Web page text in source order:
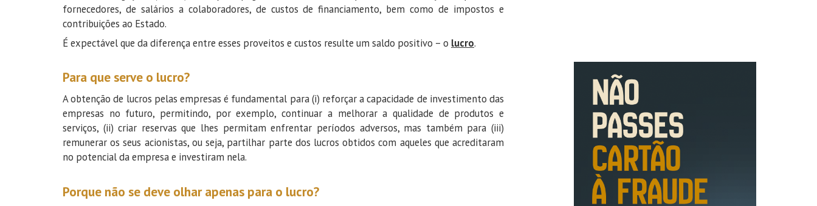
fornecedores, de salários a colaboradores, de custos de financiamento, bem como de impostos e
contribuições ao Estado.
É expectável que da diferença entre esses proveitos e custos resulte um saldo positivo – o lucro.
Para que serve o lucro?
A obtenção de lucros pelas empresas é fundamental para (i) reforçar a capacidade de investimento das
empresas no futuro, permitindo, por exemplo, continuar a melhorar a qualidade de produtos e
serviços, (ii) criar reservas que lhes permitam enfrentar períodos adversos, mas também para (iii)
remunerar os seus acionistas, ou seja, partilhar parte dos lucros obtidos com aqueles que acreditaram
no potencial da empresa e investiram nela.
Porque não se deve olhar apenas para o lucro?